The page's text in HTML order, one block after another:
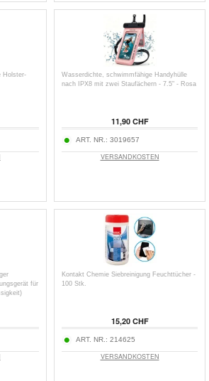
Holster-
Wasserdichte, schwimmfähige Handyhülle
nach IPX8 mit zwei Staufächern - 7.5" - Rosa
11,90 CHF
ART. NR.: 3019657
VERSANDKOSTEN
für
Kontakt Chemie Siebreinigung Feuchttücher -
100 Stk.
15,20 CHF
ART. NR.: 214625
VERSANDKOSTEN